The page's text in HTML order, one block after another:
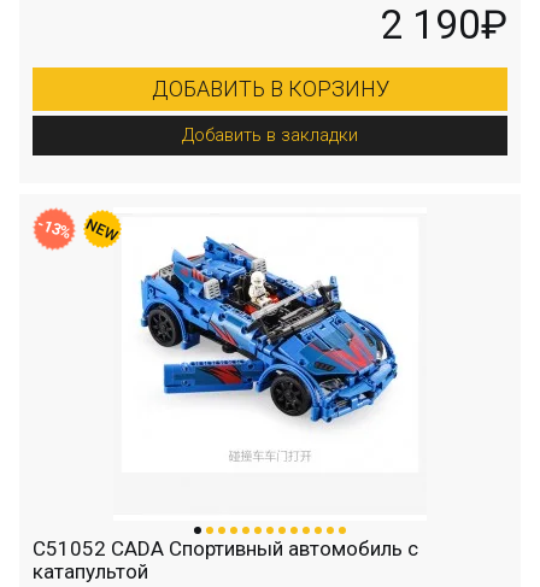
2 190₽
ДОБАВИТЬ В КОРЗИНУ
Добавить в закладки
C51052 CADA Спортивный автомобиль с
катапультой
-13%